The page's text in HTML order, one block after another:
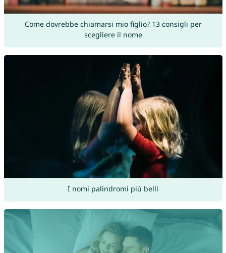
Come dovrebbe chiamarsi mio figlio? 13 consigli per
scegliere il nome
I nomi palindromi più belli